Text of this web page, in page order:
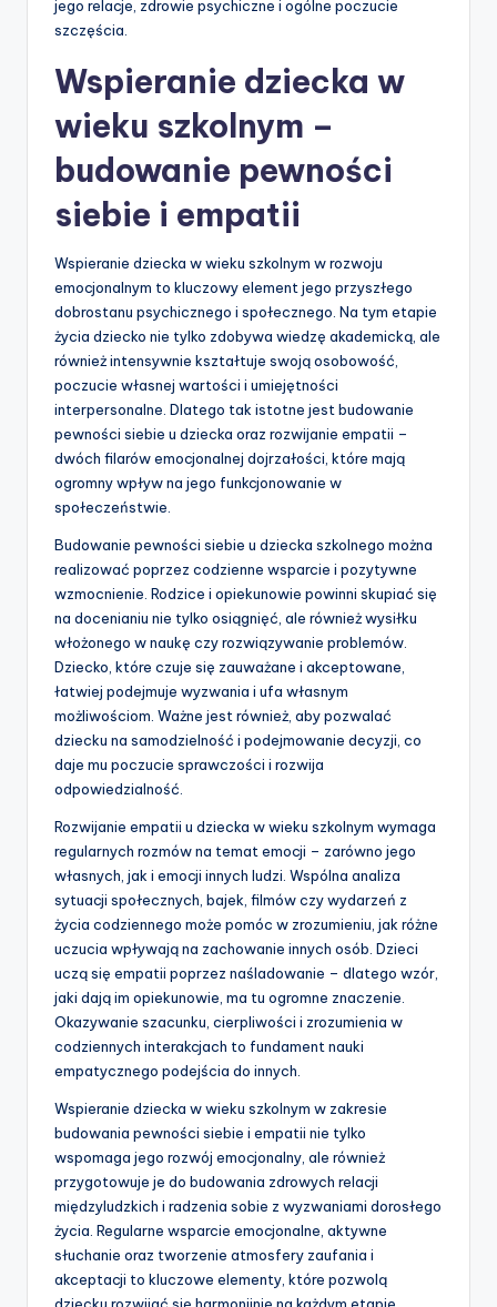
jego relacje, zdrowie psychiczne i ogólne poczucie
szczęścia.
Wspieranie dziecka w
wieku szkolnym –
budowanie pewności
siebie i empatii
Wspieranie dziecka w wieku szkolnym w rozwoju
emocjonalnym to kluczowy element jego przyszłego
dobrostanu psychicznego i społecznego. Na tym etapie
życia dziecko nie tylko zdobywa wiedzę akademicką, ale
również intensywnie kształtuje swoją osobowość,
poczucie własnej wartości i umiejętności
interpersonalne. Dlatego tak istotne jest budowanie
pewności siebie u dziecka oraz rozwijanie empatii –
dwóch filarów emocjonalnej dojrzałości, które mają
ogromny wpływ na jego funkcjonowanie w
społeczeństwie.
Budowanie pewności siebie u dziecka szkolnego można
realizować poprzez codzienne wsparcie i pozytywne
wzmocnienie. Rodzice i opiekunowie powinni skupiać się
na docenianiu nie tylko osiągnięć, ale również wysiłku
włożonego w naukę czy rozwiązywanie problemów.
Dziecko, które czuje się zauważane i akceptowane,
łatwiej podejmuje wyzwania i ufa własnym
możliwościom. Ważne jest również, aby pozwalać
dziecku na samodzielność i podejmowanie decyzji, co
daje mu poczucie sprawczości i rozwija
odpowiedzialność.
Rozwijanie empatii u dziecka w wieku szkolnym wymaga
regularnych rozmów na temat emocji – zarówno jego
własnych, jak i emocji innych ludzi. Wspólna analiza
sytuacji społecznych, bajek, filmów czy wydarzeń z
życia codziennego może pomóc w zrozumieniu, jak różne
uczucia wpływają na zachowanie innych osób. Dzieci
uczą się empatii poprzez naśladowanie – dlatego wzór,
jaki dają im opiekunowie, ma tu ogromne znaczenie.
Okazywanie szacunku, cierpliwości i zrozumienia w
codziennych interakcjach to fundament nauki
empatycznego podejścia do innych.
Wspieranie dziecka w wieku szkolnym w zakresie
budowania pewności siebie i empatii nie tylko
wspomaga jego rozwój emocjonalny, ale również
przygotowuje je do budowania zdrowych relacji
międzyludzkich i radzenia sobie z wyzwaniami dorosłego
życia. Regularne wsparcie emocjonalne, aktywne
słuchanie oraz tworzenie atmosfery zaufania i
akceptacji to kluczowe elementy, które pozwolą